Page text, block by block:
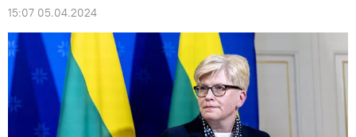
15:07 05.04.2024